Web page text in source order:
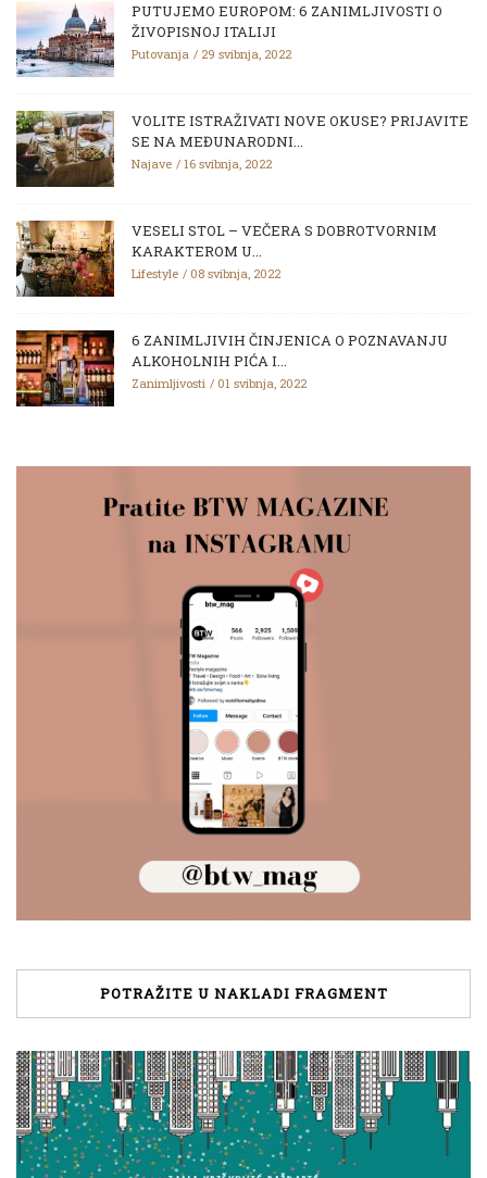
PUTUJEMO EUROPOM: 6 ZANIMLJIVOSTI O
ŽIVOPISNOJ ITALIJI
Putovanja 29 svibnja, 2022
VOLITE ISTRAŽIVATI NOVE OKUSE? PRIJAVITE
SE NA MEĐUNARODNI...
Najave 16 svibnja, 2022
VESELI STOL – VEČERA S DOBROTVORNIM
KARAKTEROM U...
Lifestyle 08 svibnja, 2022
6 ZANIMLJIVIH ČINJENICA O POZNAVANJU
ALKOHOLNIH PIĆA I...
Zanimljivosti 01 svibnja, 2022
POTRAŽITE U NAKLADI FRAGMENT